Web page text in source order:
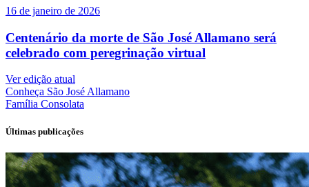
16 de janeiro de 2026
Centenário da morte de São José Allamano será
celebrado com peregrinação virtual
Ver edição atual
Conheça São José Allamano
Família Consolata
Últimas publicações